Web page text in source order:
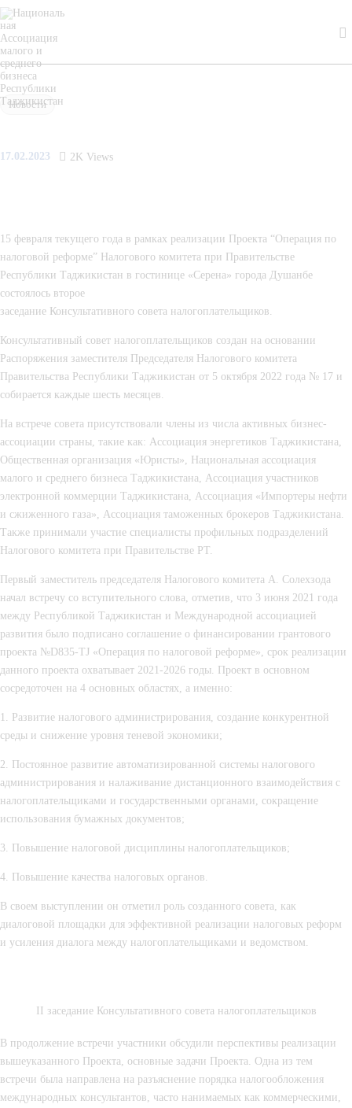
О нас
Деятельность
Проекты
Контакты
Новости
17.02.2023 2K Views
15 февраля текущего года в рамках реализации Проекта “Операция по
налоговой реформе” Налогового комитета при Правительстве
Республики Таджикистан в гостинице «Серена» города Душанбе
состоялось второе
заседание Консультативного совета налогоплательщиков.
Консультативный совет налогоплательщиков создан на основании
Распоряжения заместителя Председателя Налогового комитета
Правительства Республики Таджикистан от 5 октября 2022 года № 17 и
собирается каждые шесть месяцев.
На встрече совета присутствовали члены из числа активных бизнес-
ассоциации страны, такие как: Ассоциация энергетиков Таджикистана,
Общественная организация «Юристы», Национальная ассоциация
малого и среднего бизнеса Таджикистана, Ассоциация участников
электронной коммерции Таджикистана, Ассоциация «Импортеры нефти
и сжиженного газа», Ассоциация таможенных брокеров Таджикистана.
Также принимали участие специалисты профильных подразделений
Налогового комитета при Правительстве РТ.
Первый заместитель председателя Налогового комитета А. Солехзода
начал встречу со вступительного слова, отметив, что 3 июня 2021 года
между Республикой Таджикистан и Международной ассоциацией
развития было подписано соглашение о финансировании грантового
проекта №D835-TJ «Операция по налоговой реформе», срок реализации
данного проекта охватывает 2021-2026 годы. Проект в основном
сосредоточен на 4 основных областях, а именно:
1. Развитие налогового администрирования, создание конкурентной
среды и снижение уровня теневой экономики;
2. Постоянное развитие автоматизированной системы налогового
администрирования и налаживание дистанционного взаимодействия с
налогоплательщиками и государственными органами, сокращение
использования бумажных документов;
3. Повышение налоговой дисциплины налогоплательщиков;
4. Повышение качества налоговых органов.
В своем выступлении он отметил роль созданного совета, как
диалоговой площадки для эффективной реализации налоговых реформ
и усиления диалога между налогоплательщиками и ведомством.
II заседание Консультативного совета налогоплательщиков
В продолжение встречи участники обсудили перспективы реализации
вышеуказанного Проекта, основные задачи Проекта. Одна из тем
встречи была направлена на разъяснение порядка налогообложения
международных консультантов, часто нанимаемых как коммерческими,